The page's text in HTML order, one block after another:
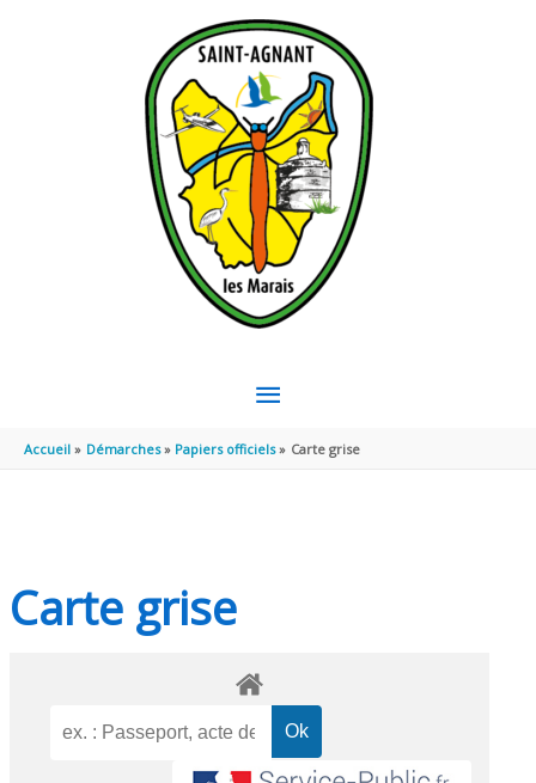
MENU
PRINCIPAL
Accueil Démarches Papiers officiels Carte grise
Carte grise